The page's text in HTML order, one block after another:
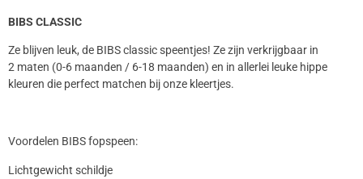
BIBS CLASSIC
Ze blijven leuk, de BIBS classic speentjes! Ze zijn verkrijgbaar in
2 maten (0-6 maanden / 6-18 maanden) en in allerlei leuke hippe
kleuren die perfect matchen bij onze kleertjes.
Voordelen BIBS fopspeen:
Lichtgewicht schildje